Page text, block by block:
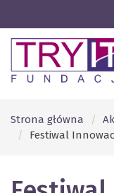
Strona główna
Festiwal